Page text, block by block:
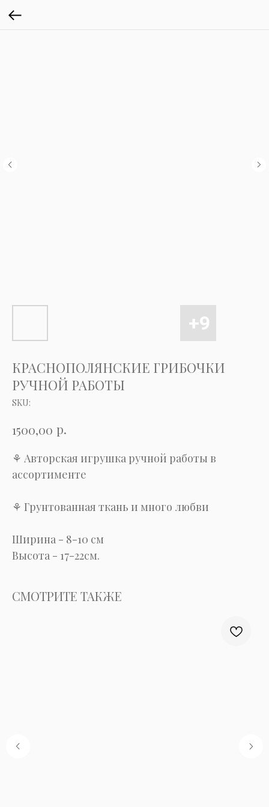
КРАСНОПОЛЯНСКИЕ ГРИБОЧКИ
РУЧНОЙ РАБОТЫ
SKU:
1500,00 р.
⚘ Авторская игрушка ручной работы в
ассортименте
⚘ Грунтованная ткань и много любви
Ширина - 8-10 см
Высота - 17-22см.
СМОТРИТЕ ТАКЖЕ